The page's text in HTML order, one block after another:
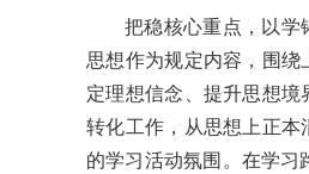
把稳核心重点，以学
思想作为规定内容，围
定理想信念、提升思想境
转化工作，从思想上正
的学习活动氛围。在学习